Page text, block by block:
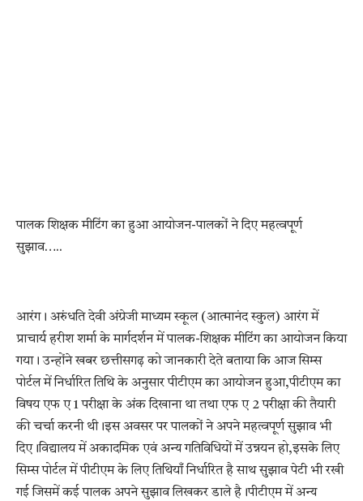
पालक शिक्षक मीटिंग का हुआ आयोजन-पालकों ने दिए महत्वपूर्ण
सुझाव…..
आरंग। अरुंधति देवी अंग्रेजी माध्यम स्कूल (आत्मानंद स्कुल) आरंग में
प्राचार्य हरीश शर्मा के मार्गदर्शन में पालक-शिक्षक मीटिंग का आयोजन किया
गया। उन्होंने खबर छत्तीसगढ़ को जानकारी देते बताया कि आज सिम्स
पोर्टल में निर्धारित तिथि के अनुसार पीटीएम का आयोजन हुआ,पीटीएम का
विषय एफ ए 1 परीक्षा के अंक दिखाना था तथा एफ ए 2 परीक्षा की तैयारी
की चर्चा करनी थी।इस अवसर पर पालकों ने अपने महत्वपूर्ण सुझाव भी
दिए।विद्यालय में अकादमिक एवं अन्य गतिविधियों में उन्नयन हो,इसके लिए
सिम्स पोर्टल में पीटीएम के लिए तिथियाँ निर्धारित है साथ सुझाव पेटी भी रखी
गई जिसमें कई पालक अपने सुझाव लिखकर डाले है।पीटीएम में अन्य